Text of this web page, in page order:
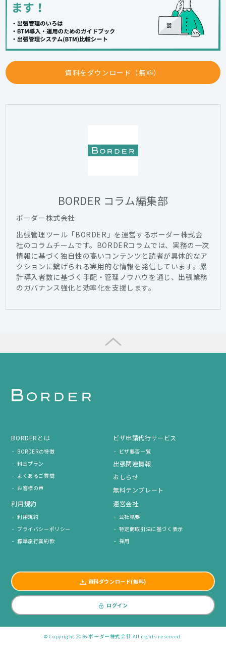
資料をダウンロード（無料）
BORDER コラム編集部
ボーダー株式会社
出張管理ツール「BORDER」を運営するボーダー株式会
社のコラムチームです。BORDERコラムでは、実務の一次
情報に基づく独自性の高いコンテンツと読者が具体的なア
クションに繋げられる実用的な情報を発信しています。累
計導入者数に基づく手配・管理ノウハウを通じ、出張業務
のガバナンス強化と効率化を支援します。
BORDERとは
BORDERの特徴
料金プラン
よくあるご質問
お客様の声
ビザ申請代行サービス
ビザ要否一覧
出張関連情報
おしらせ
無料テンプレート
利用規約
利用規約
プライバシーポリシー
標準旅行業約款
運営会社
会社概要
特定商取引法に基づく表示
採用
資料ダウンロード(無料)
ログイン
© Copyright 2026 ボーダー株式会社 All rights reserved.